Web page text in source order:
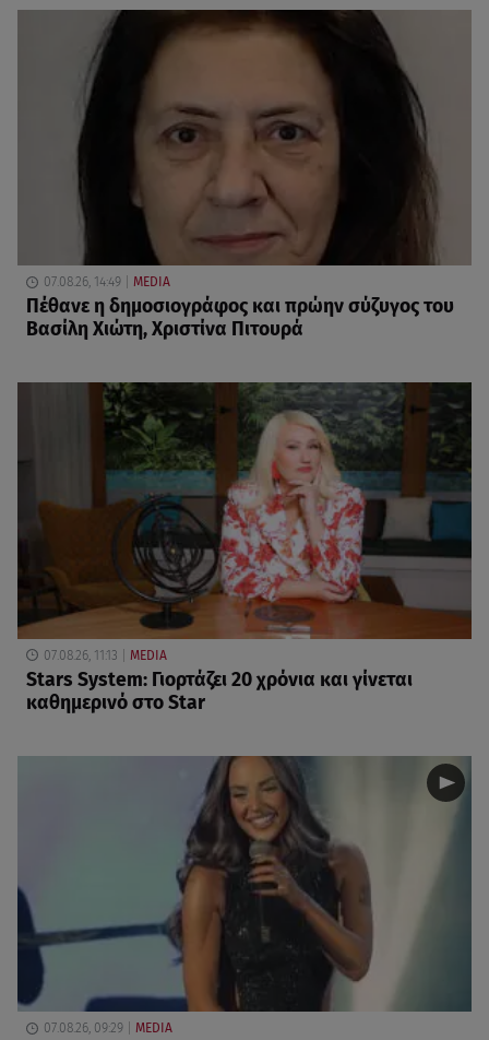
07.08.26, 14:49 MEDIA
Πέθανε η δημοσιογράφος και πρώην σύζυγος του
Βασίλη Χιώτη, Χριστίνα Πιτουρά
07.08.26, 11:13 MEDIA
Stars System: Γιορτάζει 20 χρόνια και γίνεται
καθημερινό στο Star
07.08.26, 09:29 MEDIA